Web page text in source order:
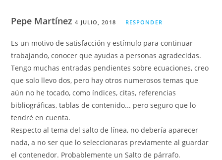
Pepe Martínez4 JULIO, 2018 RESPONDER
Es un motivo de satisfacción y estímulo para continuar
trabajando, conocer que ayudas a personas agradecidas.
Tengo muchas entradas pendientes sobre ecuaciones, creo
que solo llevo dos, pero hay otros numerosos temas que
aún no he tocado, como índices, citas, referencias
bibliográficas, tablas de contenido... pero seguro que lo
tendré en cuenta.
Respecto al tema del salto de línea, no debería aparecer
nada, a no ser que lo seleccionaras previamente al guardar
el contenedor. Probablemente un Salto de párrafo.